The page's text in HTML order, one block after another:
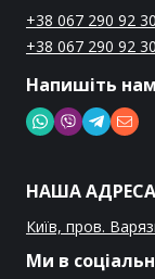
+38 067 290 92 30
+38 067 290 92 30
Напишіть нам
НАША АДРЕСА
Київ, пров.
Ми в